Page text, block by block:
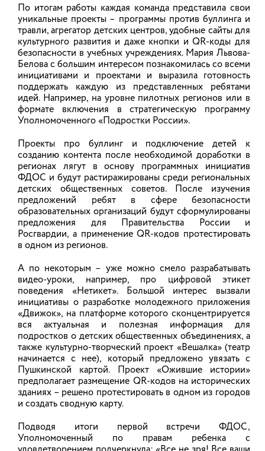
Этот сайт использует cookie-файлы и другие технологии
(сервисы Яндекс.Метрика и «Спутник»), чтобы помочь
Вам в навигации, а также для предоставления лучшего
пользовательского опыта и анализа использования
наших услуг. Продолжая использовать сайт, Вы даете
политикой в отношении обработки персональных данных,
размещенной в разделе«Организация работы с
По итогам работы каждая команда представила свои
уникальные проекты – программы против буллинга и
травли, агрегатор детских центров, удобные сайты для
культурного развития и даже кнопки и QR-коды для
безопасности в учебных учреждениях. Мария Львова-
Белова с большим интересом познакомилась со всеми
инициативами и проектами и выразила готовность
поддержать каждую из представленных ребятами
идей. Например, на уровне пилотных регионов или в
формате включения в стратегическую программу
Уполномоченного «Подростки России».
Проекты про буллинг и подключение детей к
созданию контента после необходимой доработки в
регионах лягут в основу программных инициатив
ФДОС и будут растиражированы среди региональных
детских общественных советов. После изучения
предложений ребят в сфере безопасности
образовательных организаций будут сформулированы
предложения для Правительства России и
Росгвардии, а применение QR-кодов протестировать
в одном из регионов.
А по некоторым – уже можно смело разрабатывать
видео-уроки, например, про цифровой этикет
поведения «Нетикет». Большой интерес вызвали
инициативы о разработке молодежного приложения
«Движок», на платформе которого сконцентрируется
вся актуальная и полезная информация для
подростков о детских общественных объединениях, а
также культурно-творческий проект «Вешалка» (театр
начинается с нее), который предложено увязать с
Пушкинской картой. Проект «Ожившие истории»
предполагает размещение QR-кодов на исторических
зданиях – решено протестировать в одном из городов
и создать сводную карту.
Подводя итоги первой встречи ФДОС,
Уполномоченный по правам ребенка с
RSS
Об Уполномоченном
Отдел по обеспечению
Уполномоченного по
правам ребенка в
Ивановской области
Выступления
Деятельность
Ежегодные доклады
Публикации в СМИ
Анонсы мероприятий
Карта сайта
Новости
Департамент
здравоохранения
Ивановской области
Департамент
молодежной политики и
Департамент
образования
Ивановской области
Департамент
социальной защиты
населения Ивановской
области